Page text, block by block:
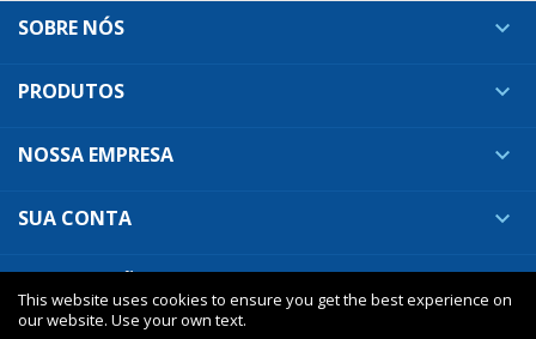
SOBRE NÓS 
PRODUTOS 
NOSSA EMPRESA 
SUA CONTA 
INFORMAÇÕES DA LOJA
This website uses cookies to ensure you get the best experience on
our website. Use your own text.